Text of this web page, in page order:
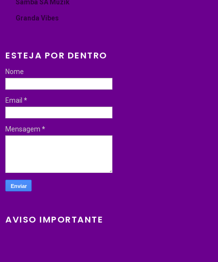
Samba SA Muzik
Granda Vibes
ESTEJA POR DENTRO
Nome
Email*
Mensagem*
AVISO IMPORTANTE